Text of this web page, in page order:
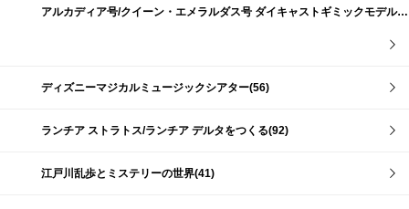
アルカディア号/クイーン・エメラルダス号 ダイキャストギミックモデルをつくる(159)
ディズニーマジカルミュージックシアター(56)
ランチア ストラトス/ランチア デルタをつくる(92)
江戸川乱歩とミステリーの世界(41)